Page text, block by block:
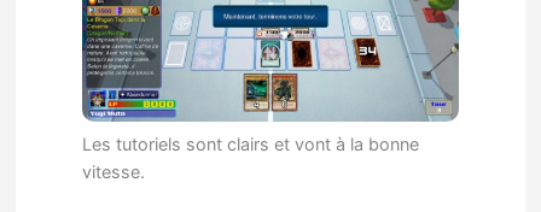
Les tutoriels sont clairs et vont à la bonne
vitesse.